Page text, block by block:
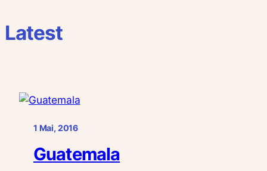
Latest
1 Mai, 2016
Guatemala